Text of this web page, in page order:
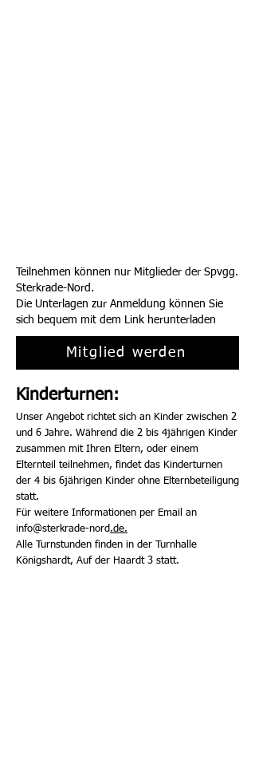
Teilnehmen können nur Mitglieder der Spvgg.
Sterkrade-Nord.
Die Unterlagen zur Anmeldung können Sie
sich bequem mit dem Link herunterladen
Mitglied werden
Kinderturnen:
Unser Angebot richtet sich an Kinder zwischen 2
und 6 Jahre. Während die 2 bis 4jährigen Kinder
zusammen mit Ihren Eltern, oder einem
Elternteil teilnehmen, findet das Kinderturnen
der 4 bis 6jährigen Kinder ohne Elternbeteiligung
statt.
Für weitere Informationen per Email an
info@sterkrade-nord.de.
Alle Turnstunden finden in der Turnhalle
Königshardt, Auf der Haardt 3 statt.